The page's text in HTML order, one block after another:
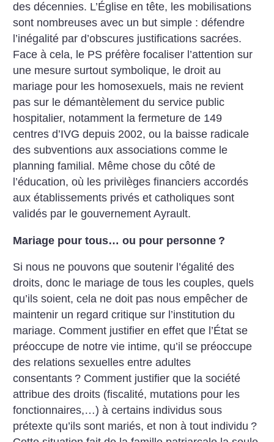
des décennies. L’Église en tête, les mobilisations
sont nombreuses avec un but simple : défendre
l’inégalité par d’obscures justifications sacrées.
Face à cela, le PS préfère focaliser l’attention sur
une mesure surtout symbolique, le droit au
mariage pour les homosexuels, mais ne revient
pas sur le démantèlement du service public
hospitalier, notamment la fermeture de 149
centres d’IVG depuis 2002, ou la baisse radicale
des subventions aux associations comme le
planning familial. Même chose du côté de
l’éducation, où les privilèges financiers accordés
aux établissements privés et catholiques sont
validés par le gouvernement Ayrault.
Mariage pour tous… ou pour personne ?
Si nous ne pouvons que soutenir l’égalité des
droits, donc le mariage de tous les couples, quels
qu’ils soient, cela ne doit pas nous empêcher de
maintenir un regard critique sur l’institution du
mariage. Comment justifier en effet que l’État se
préoccupe de notre vie intime, qu’il se préoccupe
des relations sexuelles entre adultes
consentants ? Comment justifier que la société
attribue des droits (fiscalité, mutations pour les
fonctionnaires,…) à certains individus sous
prétexte qu’ils sont mariés, et non à tout individu ?